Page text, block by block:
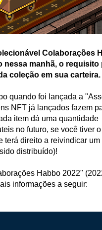
Colaborações
nessa manhã, o requisito
coleção em sua carteira.
quando foi lançada a
NFT já lançados fazem
item dá uma quantidade
no futuro, se você tiver
terá direito a reivindicar um
distribuído)!
Habbo 2022"
informações a seguir: